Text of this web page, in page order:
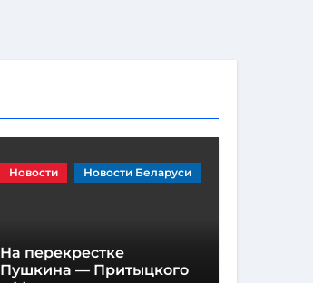
Новости Новости Беларуси
На перекрестке
Пушкина — Притыцкого